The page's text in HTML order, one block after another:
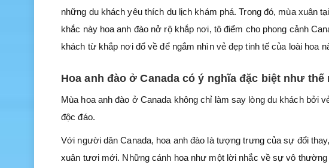
những du khách yêu thích du lịch khám phá. Trong đó, mùa xuân
khắc này hoa anh đào nở rộ khắp nơi, tô điểm cho phong cảnh
khách từ khắp nơi đổ về để ngắm nhìn vẻ đẹp tinh tế của loài hoa
Hoa anh đào ở Canada có ý nghĩa đặc biệt như thế
Mùa hoa anh đào ở Canada không chỉ làm say lòng du khách bởi
độc đáo.
Với người dân Canada, hoa anh đào là tượng trưng của sự đổi
xuân tươi mới. Những cánh hoa như một lời nhắc về sự vô